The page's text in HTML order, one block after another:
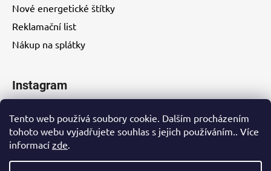
Tento web používá soubory cookie. Dalším procházením
tohoto webu vyjadřujete souhlas s jejich používáním.. Více
informací zde.
Nové energetické štítky
Reklamační list
Nákup na splátky
Instagram